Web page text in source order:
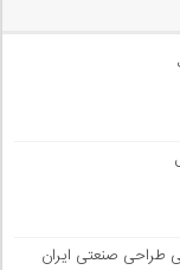
صنعتی ایران